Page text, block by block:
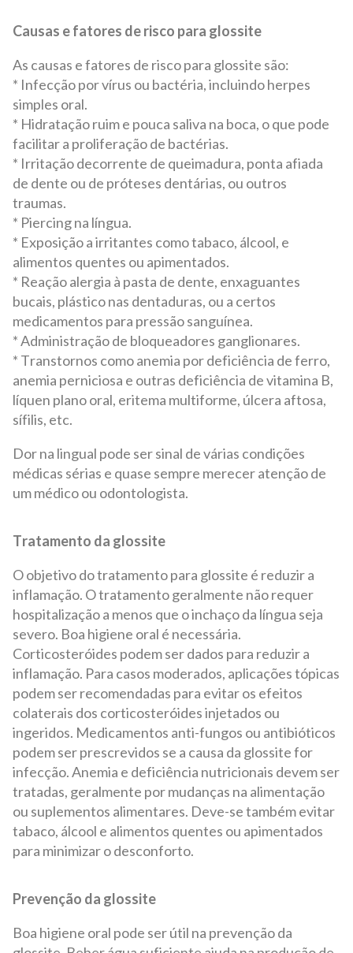
Causas e fatores de risco para glossite
As causas e fatores de risco para glossite são:
* Infecção por vírus ou bactéria, incluindo herpes
simples oral.
* Hidratação ruim e pouca saliva na boca, o que pode
facilitar a proliferação de bactérias.
* Irritação decorrente de queimadura, ponta afiada
de dente ou de próteses dentárias, ou outros
traumas.
* Piercing na língua.
* Exposição a irritantes como tabaco, álcool, e
alimentos quentes ou apimentados.
* Reação alergia à pasta de dente, enxaguantes
bucais, plástico nas dentaduras, ou a certos
medicamentos para pressão sanguínea.
* Administração de bloqueadores ganglionares.
* Transtornos como anemia por deficiência de ferro,
anemia perniciosa e outras deficiência de vitamina B,
líquen plano oral, eritema multiforme, úlcera aftosa,
sífilis, etc.
Dor na lingual pode ser sinal de várias condições
médicas sérias e quase sempre merecer atenção de
um médico ou odontologista.
Tratamento da glossite
O objetivo do tratamento para glossite é reduzir a
inflamação. O tratamento geralmente não requer
hospitalização a menos que o inchaço da língua seja
severo. Boa higiene oral é necessária.
Corticosteróides podem ser dados para reduzir a
inflamação. Para casos moderados, aplicações tópicas
podem ser recomendadas para evitar os efeitos
colaterais dos corticosteróides injetados ou
ingeridos. Medicamentos anti-fungos ou antibióticos
podem ser prescrevidos se a causa da glossite for
infecção. Anemia e deficiência nutricionais devem ser
tratadas, geralmente por mudanças na alimentação
ou suplementos alimentares. Deve-se também evitar
tabaco, álcool e alimentos quentes ou apimentados
para minimizar o desconforto.
Prevenção da glossite
Boa higiene oral pode ser útil na prevenção da